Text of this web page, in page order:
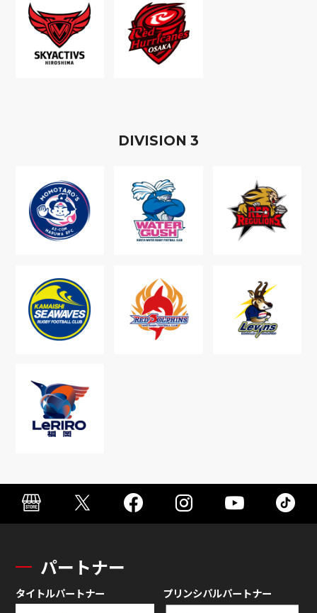
DIVISION 3
パートナー
タイトルパートナー プリンシパルパートナー